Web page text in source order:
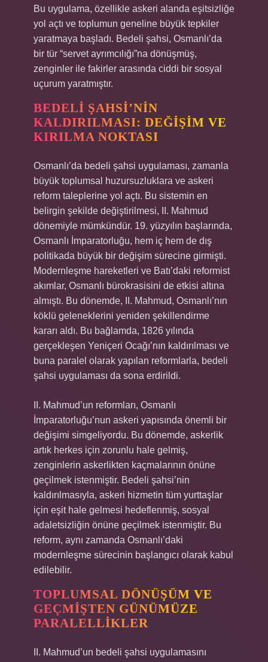
Bu uygulama, özellikle askeri alanda eşitsizliğe
yol açtı ve toplumun geneline büyük tepkiler
yaratmaya başladı. Bedeli şahsi, Osmanlı’da
bir tür “servet ayrımcılığı”na dönüşmüş,
zenginler ile fakirler arasında ciddi bir sosyal
uçurum yaratmıştır.
BEDELI ŞAHSI’NIN
KALDIRILMASI: DEĞIŞIM VE
KIRILMA NOKTASI
Osmanlı’da bedeli şahsi uygulaması, zamanla
büyük toplumsal huzursuzluklara ve askeri
reform taleplerine yol açtı. Bu sistemin en
belirgin şekilde değiştirilmesi, II. Mahmud
dönemiyle mümkündür. 19. yüzyılın başlarında,
Osmanlı İmparatorluğu, hem iç hem de dış
politikada büyük bir değişim sürecine girmişti.
Modernleşme hareketleri ve Batı’daki reformist
akımlar, Osmanlı bürokrasisini de etkisi altına
almıştı. Bu dönemde, II. Mahmud, Osmanlı’nın
köklü geleneklerini yeniden şekillendirme
kararı aldı. Bu bağlamda, 1826 yılında
gerçekleşen Yeniçeri Ocağı’nın kaldırılması ve
buna paralel olarak yapılan reformlarla, bedeli
şahsi uygulaması da sona erdirildi.
II. Mahmud’un reformları, Osmanlı
İmparatorluğu’nun askeri yapısında önemli bir
değişimi simgeliyordu. Bu dönemde, askerlik
artık herkes için zorunlu hale gelmiş,
zenginlerin askerlikten kaçmalarının önüne
geçilmek istenmiştir. Bedeli şahsi’nin
kaldırılmasıyla, askeri hizmetin tüm yurttaşlar
için eşit hale gelmesi hedeflenmiş, sosyal
adaletsizliğin önüne geçilmek istenmiştir. Bu
reform, aynı zamanda Osmanlı’daki
modernleşme sürecinin başlangıcı olarak kabul
edilebilir.
TOPLUMSAL DÖNÜŞÜM VE
GEÇMIŞTEN GÜNÜMÜZE
PARALELLIKLER
II. Mahmud’un bedeli şahsi uygulamasını